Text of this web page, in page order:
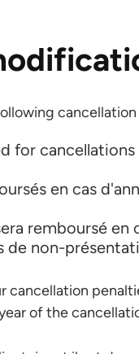
for
en cas
remboursé en
de non-
cancellation
of the